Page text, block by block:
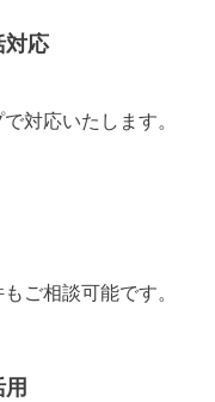
応
対応いたします。
ご相談可能です。